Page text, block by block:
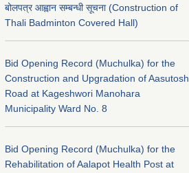
बोलपत्र आह्वान सम्बन्धी सूचना (Construction of
Thali Badminton Covered Hall)
Bid Opening Record (Muchulka) for the
Construction and Upgradation of Aasutosh
Road at Kageshwori Manohara
Municipality Ward No. 8
Bid Opening Record (Muchulka) for the
Rehabilitation of Aalapot Health Post at